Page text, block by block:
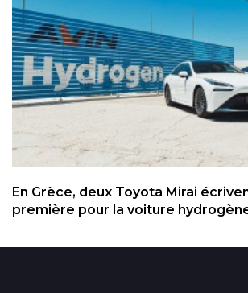
En Grèce, deux Toyota Mirai
première pour la voiture